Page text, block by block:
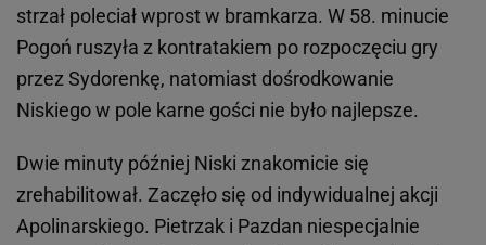
strzał poleciał wprost w bramkarza. W 58. minucie
Pogoń ruszyła z kontratakiem po rozpoczęciu gry
przez Sydorenkę, natomiast dośrodkowanie
Niskiego w pole karne gości nie było najlepsze.
Dwie minuty później Niski znakomicie się
zrehabilitował. Zaczęło się od indywidualnej akcji
Apolinarskiego. Pietrzak i Pazdan niespecjalnie